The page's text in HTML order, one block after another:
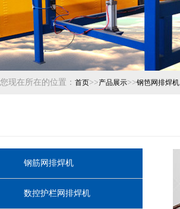
您现在所在的位置： 首页>>产品展示>>钢笆网排焊机
钢筋网排焊机
数控护栏网排焊机